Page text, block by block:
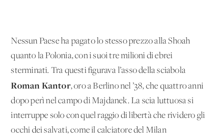
Nessun Paese ha pagato lo stesso prezzo alla Shoah
quanto la Polonia, con i suoi tre milioni di ebrei
sterminati. Tra questi figurava l’asso della sciabola
Roman Kantor, oro a Berlino nel ’38, che quattro anni
dopo perì nel campo di Majdanek. La scia luttuosa si
interruppe solo con quel raggio di libertà che rividero gli
occhi dei salvati, come il calciatore del Milan